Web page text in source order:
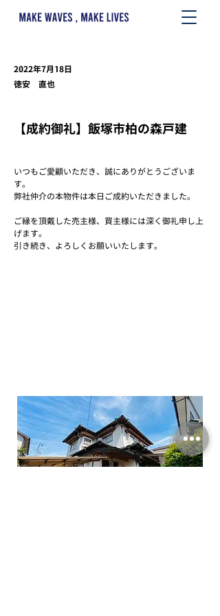
2022年7月18日
徳安 直也
【成約御礼】飯塚市柏の森戸建
いつもご愛顧いただき、誠にありがとうございま
す。
弊社仲介の本物件は本日ご成約いただきました。
ご縁を頂戴した売主様、買主様には深く御礼申し上
げます。
引き続き、よろしくお願いいたします。